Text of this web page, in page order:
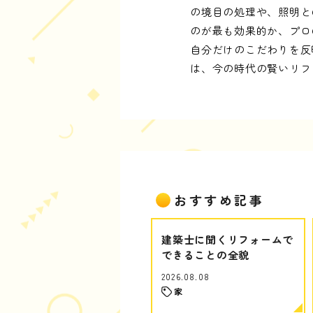
の境目の処理や、照明
のが最も効果的か、プ
自分だけのこだわりを
は、今の時代の賢いリ
おすすめ記事
建築士に聞くリフォームで
できることの全貌
2026.08.08
家